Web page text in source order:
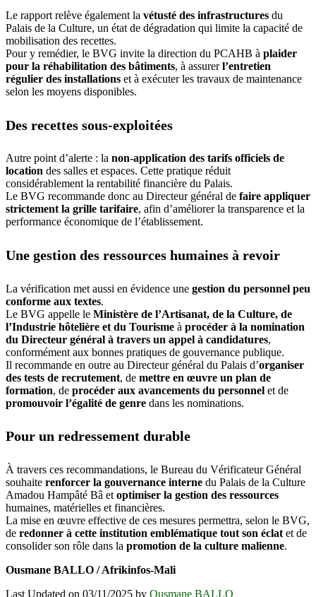
Le rapport relève également la vétusté des infrastructures du
Palais de la Culture, un état de dégradation qui limite la capacité de
mobilisation des recettes.
Pour y remédier, le BVG invite la direction du PCAHB à plaider
pour la réhabilitation des bâtiments, à assurerl’entretien
régulier des installations et à exécuter les travaux de maintenance
selon les moyens disponibles.
Des recettes sous-exploitées
Autre point d’alerte : la non-application des tarifs officiels de
location des salles et espaces. Cette pratique réduit
considérablement la rentabilité financière du Palais.
Le BVG recommande donc au Directeur général de faire appliquer
strictement la grille tarifaire, afin d’améliorer la transparence et la
performance économique de l’établissement.
Une gestion des ressources humaines à revoir
La vérification met aussi en évidence une gestion du personnel peu
conforme aux textes.
Le BVG appelle le Ministère de l’Artisanat, de la Culture, de
l’Industrie hôtelière et du Tourisme à procéder à la nomination
du Directeur général à travers un appel à candidatures,
conformément aux bonnes pratiques de gouvernance publique.
Il recommande en outre au Directeur général du Palais d’organiser
des tests de recrutement, de mettre en œuvre un plan de
formation, de procéder aux avancements du personnel et de
promouvoir l’égalité de genre dans les nominations.
Pour un redressement durable
À travers ces recommandations, le Bureau du Vérificateur Général
souhaite renforcer la gouvernance interne du Palais de la Culture
Amadou Hampâté Bâ et optimiser la gestion des ressources
humaines, matérielles et financières.
La mise en œuvre effective de ces mesures permettra, selon le BVG,
de redonner à cette institution emblématique tout son éclat et de
consolider son rôle dans la promotion de la culture malienne.
Ousmane BALLO / Afrikinfos-Mali
Last Updated on 03/11/2025 by Ousmane BALLO